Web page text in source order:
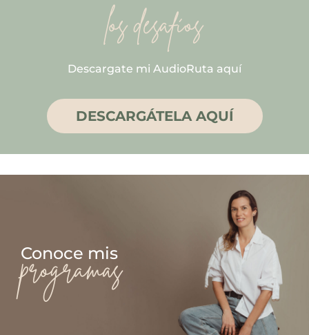
los desafíos
Descargate mi AudioRuta aquí
DESCARGÁTELA AQUÍ
Conoce mis
programas